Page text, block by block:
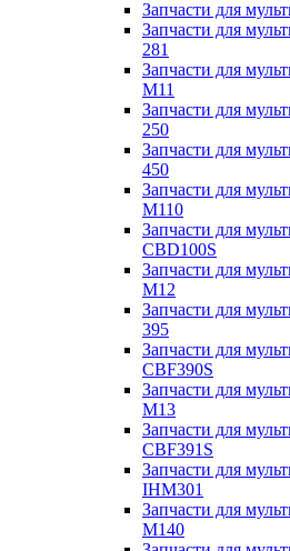
Запчасти для
Запчасти для
281
Запчасти для
M11
Запчасти для
250
Запчасти для
450
Запчасти для
M110
Запчасти для
CBD100S
Запчасти для
M12
Запчасти для
395
Запчасти для
CBF390S
Запчасти для
M13
Запчасти для
CBF391S
Запчасти для
IHM301
Запчасти для
M140